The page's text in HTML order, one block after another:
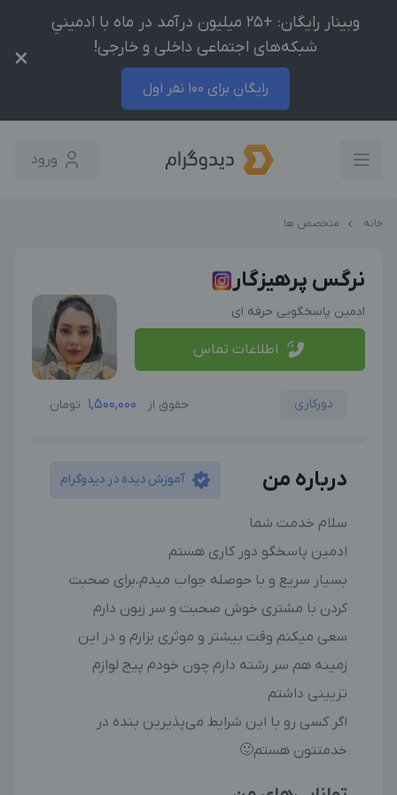
وبینار رایگان: +25 میلیون درآمد در ماه با ادمینیِ
شبکه‌های اجتماعی داخلی و خارجی!
رایگان برای 100 نفر اول
×
ورود
خانه متخصص ها
نرگس پرهیزگار
ادمین پاسخگویی حرفه ای
اطلاعات تماس
دورکاری حقوق از 1,500,000 تومان
درباره من آموزش دیده در دیدوگرام
سلام خدمت شما
ادمین پاسخگو دور کاری هستم
بسیار سریع و با حوصله جواب میدم،برای صحبت
کردن با مشتری خوش صحبت و سر زبون دارم
سعی میکنم وقت بیشتر و موثری بزارم و در این
زمینه هم سر رشته دارم چون خودم پیج لوازم
تزیینی داشتم
اگر کسی رو با این شرایط می‌پذیرین بنده در
خدمتتون هستم🙂